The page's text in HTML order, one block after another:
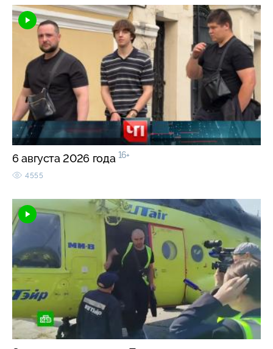
6 августа 2026 года 16+
4555